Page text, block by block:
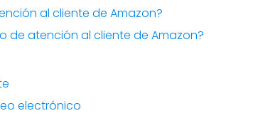
al cliente de Amazon?
de atención al cliente de Amazon?
electrónico